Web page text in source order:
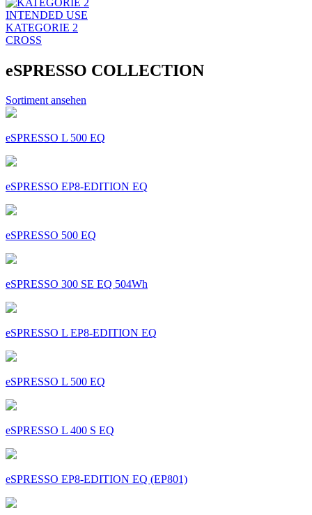
INTENDED USE
KATEGORIE 2
CROSS
eSPRESSO COLLECTION
Sortiment ansehen
eSPRESSO L 500 EQ
eSPRESSO EP8-EDITION EQ
eSPRESSO 500 EQ
eSPRESSO 300 SE EQ 504Wh
eSPRESSO L EP8-EDITION EQ
eSPRESSO L 500 EQ
eSPRESSO L 400 S EQ
eSPRESSO EP8-EDITION EQ (EP801)